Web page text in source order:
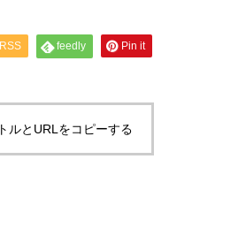
RSS feedly Pin it
ルとURLをコピーする